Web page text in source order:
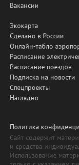
Вакансии
Экокарта
Сделано в России
Онлайн-табло
Расписание
Расписание поездов
Подписка на новости
Спецпроекты
Наглядно
Политика
Сайт содержит
и средства
Использование